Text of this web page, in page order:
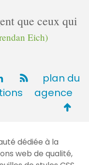
que ceux qui
Eich)
plan du
agence
de
dédiée à la
web de qualité,